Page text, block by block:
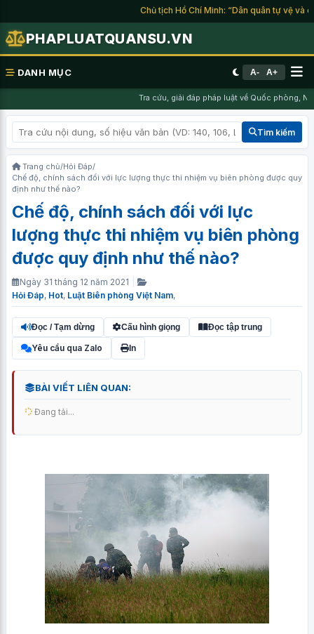
Chủ tịch Hồ Chí Minh: “Dân quân tự vệ và
PHAPLUATQUANSU.VN
DANH MỤC A- A+
Tra cứu, giải đáp pháp luật về Quốc phòng,
Tìm kiếm
Trang chủ/Hỏi Đáp/
Chế độ, chính sách đối với lực lượng thực thi nhiệm vụ biên phòng được quy
định như thế nào?
Chế độ, chính sách đối với lực
lượng thực thi nhiệm vụ biên phòng
được quy định như thế nào?
Ngày 31 tháng 12 năm 2021
Hỏi Đáp, Hot, Luật Biên phòng Việt Nam,
Đọc / Tạm dừng Cấu hình giọng Đọc tập trung
Yêu cầu qua Zalo In
BÀI VIẾT LIÊN QUAN:
Đang tải...